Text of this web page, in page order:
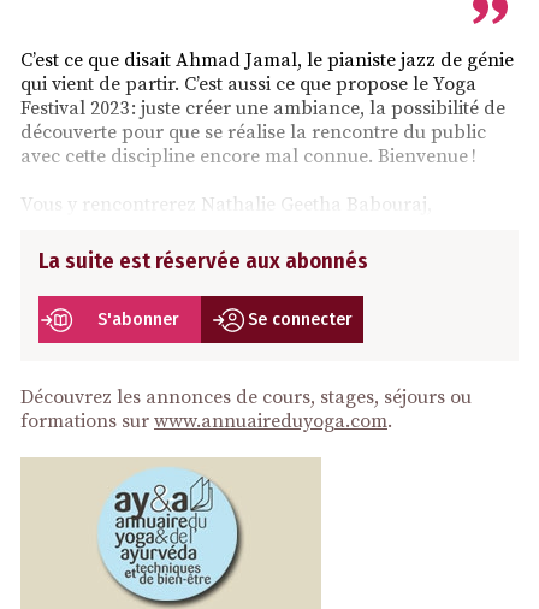
C’est ce que disait Ahmad Jamal, le pianiste jazz de génie
qui vient de partir. C’est aussi ce que propose le Yoga
Festival 2023 : juste créer une ambiance, la possibilité de
découverte pour que se réalise la rencontre du public
avec cette discipline encore mal connue. Bienvenue !
Vous y rencontrerez Nathalie Geetha Babouraj,
La suite est réservée aux abonnés
S'abonner Se connecter
Découvrez les annonces de cours, stages, séjours ou
formations sur www.annuaireduyoga.com.